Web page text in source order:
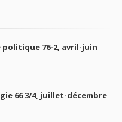
politique 76-2, avril-juin
66 3/4, juillet-décembre